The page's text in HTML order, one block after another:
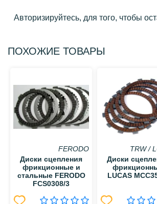
Авторизируйтесь, для того, чтобы
ПОХОЖИЕ ТОВАРЫ
FERODO
Диски сцепления
фрикционные и
стальные FERODO
FCS0308/3
TRW /
Диски
LUCAS